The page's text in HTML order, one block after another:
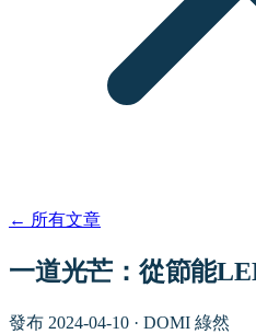
← 所有文章
一道光芒：從節能
發布 2024-04-10 · DOMI 綠然